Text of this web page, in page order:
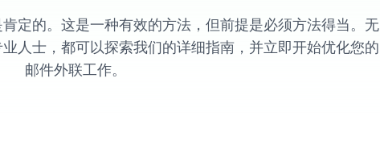
定的。这是一种有效的方法，但前提是必须方法得当。无
人士，都可以探索我们的详细指南，并立即开始优化您的
邮件外联工作。